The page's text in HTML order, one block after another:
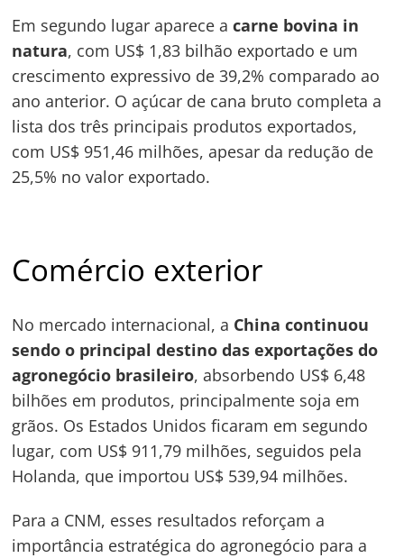
Em segundo lugar aparece acarne bovina in
natura, com US$ 1,83 bilhão exportado e um
crescimento expressivo de 39,2% comparado ao
ano anterior. O açúcar de cana bruto completa a
lista dos três principais produtos exportados,
com US$ 951,46 milhões, apesar da redução de
25,5% no valor exportado.
Comércio exterior
No mercado internacional, a China continuou
sendo o principal destino das exportações do
agronegócio brasileiro, absorbendo US$ 6,48
bilhões em produtos, principalmente soja em
grãos. Os Estados Unidos ficaram em segundo
lugar, com US$ 911,79 milhões, seguidos pela
Holanda, que importou US$ 539,94 milhões.
Para a CNM, esses resultados reforçam a
importância estratégica do agronegócio para a
Navegação
de
Post